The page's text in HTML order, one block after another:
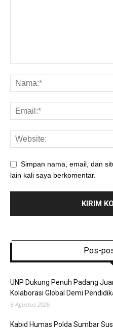
Simpan nama, email, dan
lain kali saya berkomentar.
Pos-
UNP Dukung Penuh Padang
Kolaborasi Global Demi
6 Agustus 2026
Kabid Humas Polda Sumbar